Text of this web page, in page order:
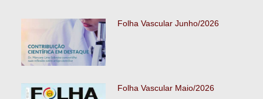
Folha Vascular Junho/2026
Folha Vascular Maio/2026